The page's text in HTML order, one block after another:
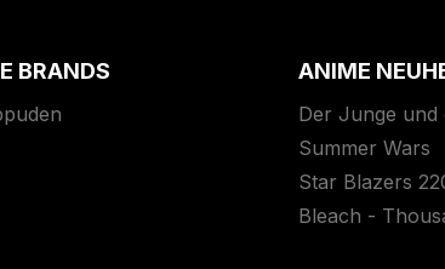
BRANDS ANIME
Der Junge und
Summer Wars
Star Blazers
Bleach -